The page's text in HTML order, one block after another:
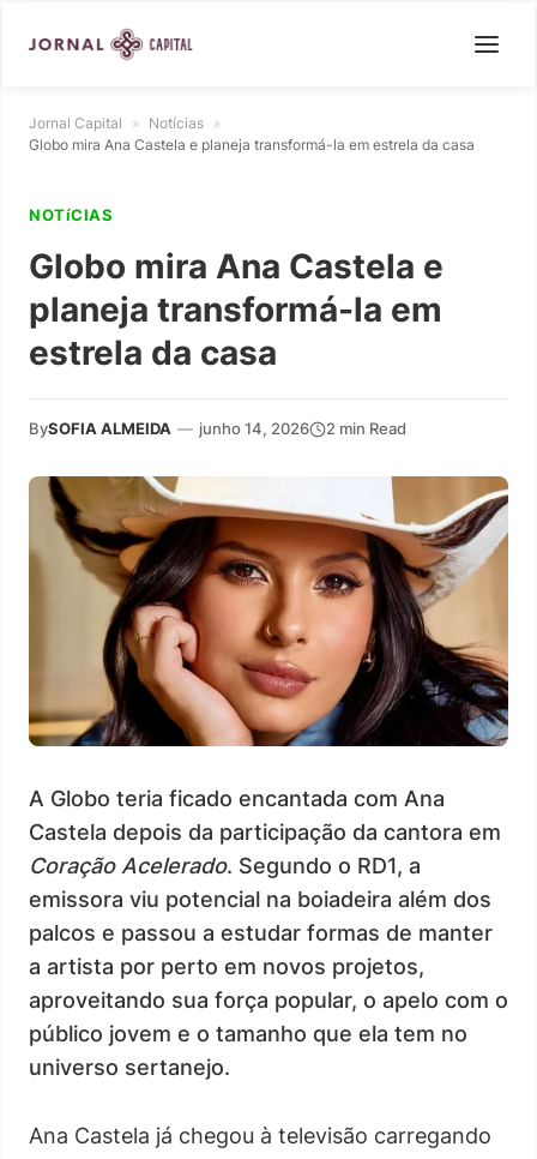
Jornal Capital » Notícias »
Globo mira Ana Castela e planeja transformá-la em estrela da casa
NOTíCIAS
Globo mira Ana Castela e
planeja transformá-la em
estrela da casa
BySOFIA ALMEIDA — junho 14, 2026 2 min Read
A Globo teria ficado encantada com Ana
Castela depois da participação da cantora em
Coração Acelerado. Segundo o RD1, a
emissora viu potencial na boiadeira além dos
palcos e passou a estudar formas de manter
a artista por perto em novos projetos,
aproveitando sua força popular, o apelo com o
público jovem e o tamanho que ela tem no
universo sertanejo.
Ana Castela já chegou à televisão carregando